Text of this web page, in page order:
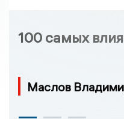
100 самых
Маслов